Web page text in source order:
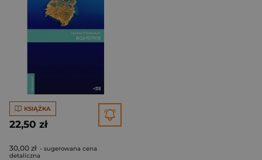
KSIĄŻKA
22,50 zł
30,00 zł - sugerowana cena
detaliczna